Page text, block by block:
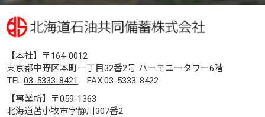
【本社】〒164-0012
東京都中野区本町一丁目32番2号 ハーモニータワー6階
TEL:03-5333-8421
FAX:03-5333-8422
【事業所】〒059-1363
北海道苫小牧市字静川307番2